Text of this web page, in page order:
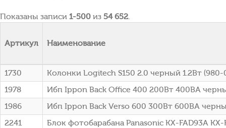
Показаны записи 1-500 из 54 652.
Артикул Наименование
1730
Колонки Logitech S150 2.0 черный 1.2Вт
1978
Ибп Ippon Back Office 400 200Вт 400ВА
1986
Ибп Ippon Back Verso 600 300Вт 600ВА
2241
Блок фотобарабана Panasonic KX-FAD93A KX-